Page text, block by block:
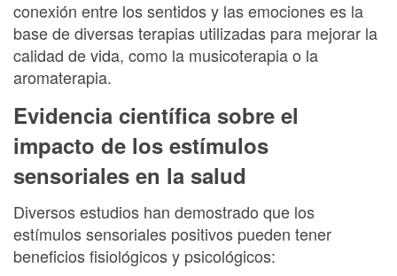
conexión entre los sentidos y las emociones es la
base de diversas terapias utilizadas para mejorar la
calidad de vida, como la musicoterapia o la
aromaterapia.
Evidencia científica sobre el
impacto de los estímulos
sensoriales en la salud
Diversos estudios han demostrado que los
estímulos sensoriales positivos pueden tener
beneficios fisiológicos y psicológicos: